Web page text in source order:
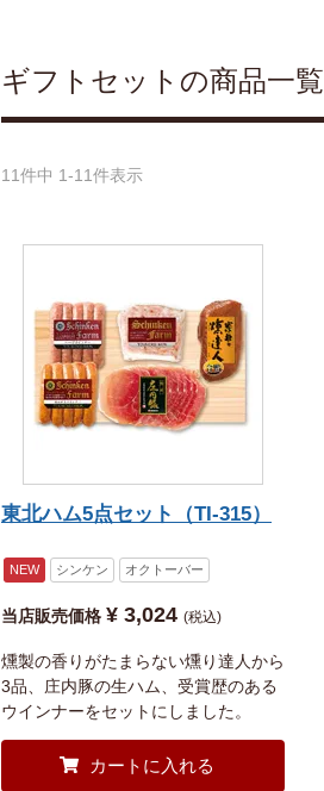
ギフトセットの商品一覧
11件中 1-11件表示
東北ハム5点セット（TI-315）
NEW シンケン オクトーバー
当店販売価格 ¥ 3,024 税込
燻製の香りがたまらない燻り達人から
3品、庄内豚の生ハム、受賞歴のある
ウインナーをセットにしました。
カートに入れる